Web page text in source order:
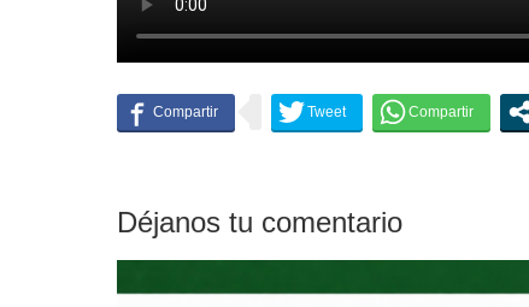
Déjanos tu comentario